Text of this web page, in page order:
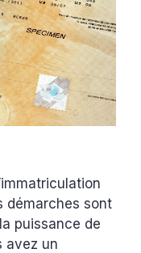
démarches sont
puissance de
avez un